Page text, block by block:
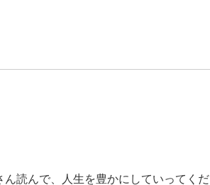
読んで、人生を豊かにしていってくだ